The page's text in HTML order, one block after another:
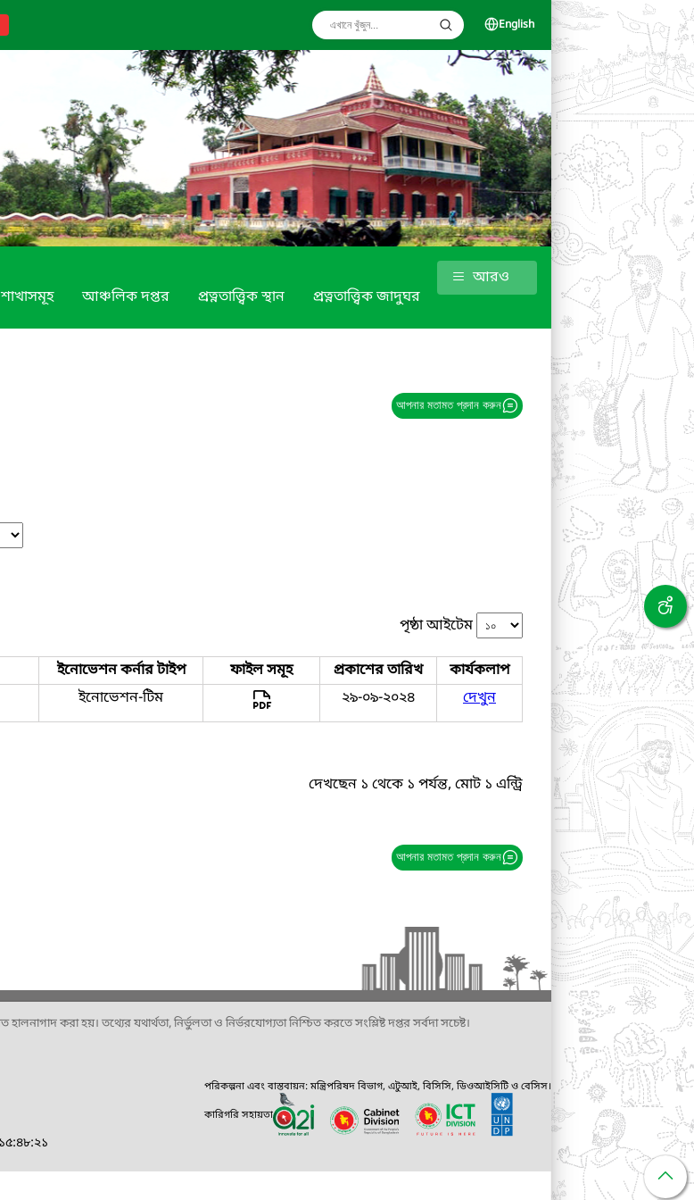
English
শাখাসমূহ আঞ্চলিক দপ্তর প্রত্নতাত্ত্বিক স্থান প্রত্নতাত্ত্বিক জাদুঘর
আরও
আপনার মতামত প্রদান করুন
পৃষ্ঠা আইটেম
ইনোভেশন কর্নার টাইপ ফাইল সমূহ প্রকাশের তারিখ
কার্যকলাপ
ইনোভেশন-টিম ২৯-০৯-২০২৪ দেখুন
দেখছেন ১ থেকে ১ পর্যন্ত, মোট ১ এন্ট্রি
আপনার মতামত প্রদান করুন
করা হয়। তথ্যের যথার্থতা, নির্ভুলতা ও নির্ভরযোগ্যতা নিশ্চিত করতে সংশ্লিষ্ট দপ্তর সর্বদা সচেষ্ট।
পরিকল্পনা এবং বাস্তবায়ন: মন্ত্রিপরিষদ বিভাগ, এটুআই, বিসিসি, ডিওআইসিটি ও বেসিস।
কারিগরি সহায়তা